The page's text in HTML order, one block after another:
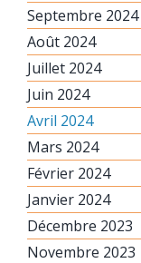
Septembre 2024
Août 2024
Juillet 2024
Juin 2024
Avril 2024
Mars 2024
Février 2024
Janvier 2024
Décembre 2023
Novembre 2023